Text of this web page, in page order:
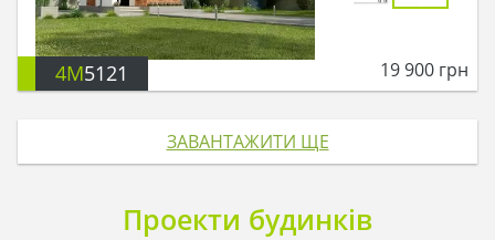
4M5121 19 900 грн
ЗАВАНТАЖИТИ ЩЕ
Проекти будинків